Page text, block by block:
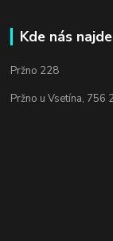
Kde nás
Pržno 228
Pržno u Vsetína, 756